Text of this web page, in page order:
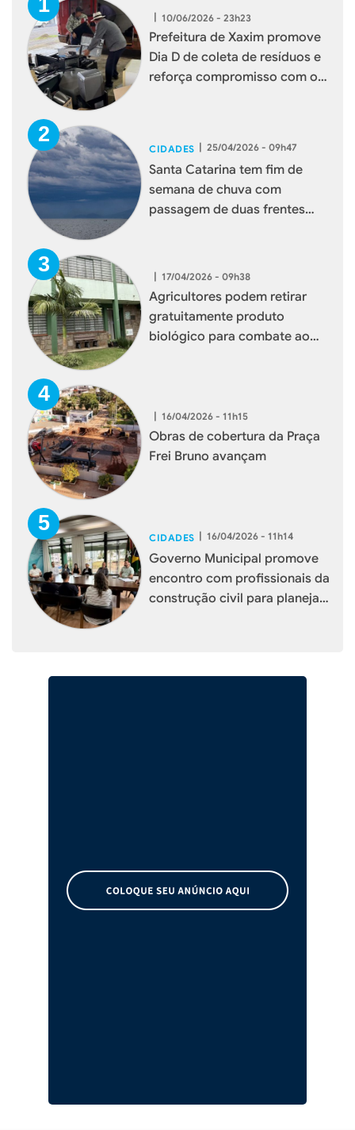
| 10/06/2026 - 23h23
Prefeitura de Xaxim promove
Dia D de coleta de resíduos e
reforça compromisso com o
CIDADES | 25/04/2026 - 09h47
Santa Catarina tem fim de
semana de chuva com
passagem de duas frentes
| 17/04/2026 - 09h38
Agricultores podem retirar
gratuitamente produto
biológico para combate ao
| 16/04/2026 - 11h15
Obras de cobertura da Praça
Frei Bruno avançam
CIDADES | 16/04/2026 - 11h14
Governo Municipal promove
encontro com profissionais da
construção civil para planejar